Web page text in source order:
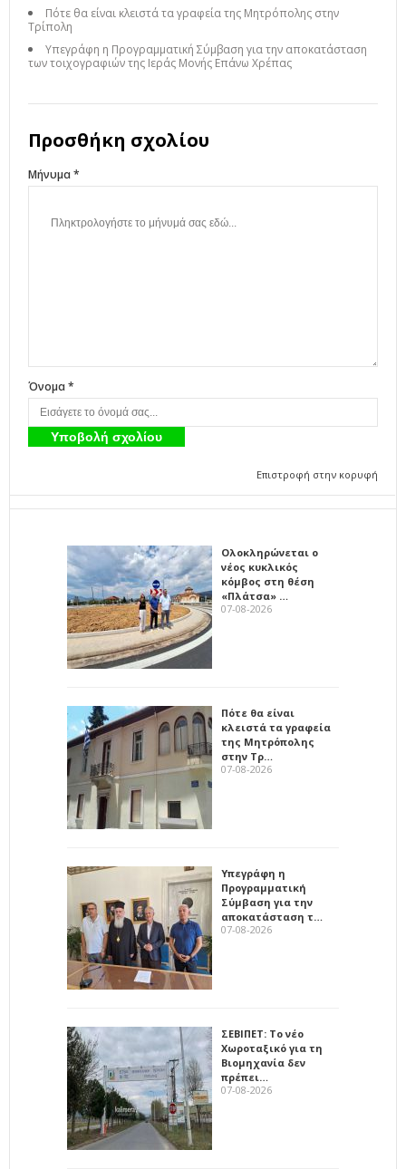
Πότε θα είναι κλειστά τα γραφεία της Μητρόπολης στην
Τρίπολη
Υπεγράφη η Προγραμματική Σύμβαση για την αποκατάσταση
των τοιχογραφιών της Ιεράς Μονής Επάνω Χρέπας
Προσθήκη σχολίου
Μήνυμα *
Όνομα *
Επιστροφή στην κορυφή
Ολοκληρώνεται ο
νέος κυκλικός
κόμβος στη θέση
«Πλάτσα» …
07-08-2026
Πότε θα είναι
κλειστά τα γραφεία
της Μητρόπολης
στην Τρ…
07-08-2026
Υπεγράφη η
Προγραμματική
Σύμβαση για την
αποκατάσταση τ…
07-08-2026
ΣΕΒΙΠΕΤ: Το νέο
Χωροταξικό για τη
Βιομηχανία δεν
πρέπει…
07-08-2026